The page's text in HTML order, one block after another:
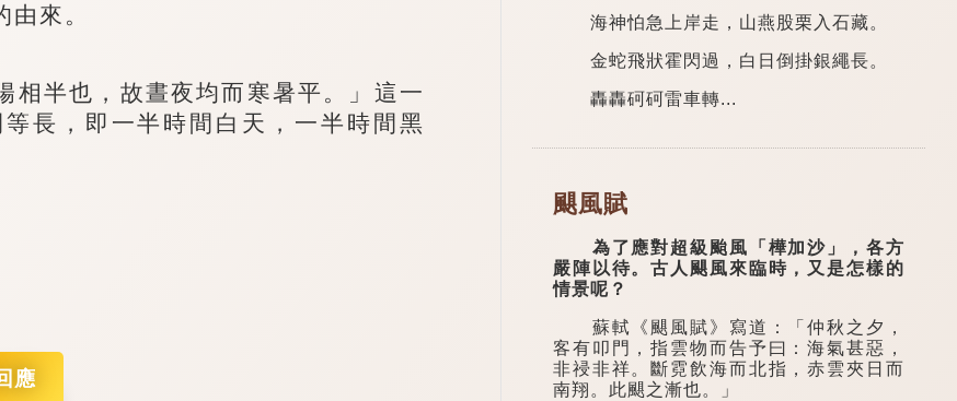
來。
半也，故晝夜均而寒暑平。」這一
長，即一半時間白天，一半時間黑
應
海神怕急上岸走，山燕股栗入石藏。
金蛇飛狀霍閃過，白日倒掛銀繩長。
轟轟砢砢雷車轉...
颶風賦
為了應對超級颱風「樺加沙」，各方
嚴陣以待。古人颶風來臨時，又是怎樣的
情景呢？
蘇軾《颶風賦》寫道：「仲秋之夕，
客有叩門，指雲物而告予曰：海氣甚惡，
非祲非祥。斷霓飲海而北指，赤雲夾日而
南翔。此颶之漸也。」